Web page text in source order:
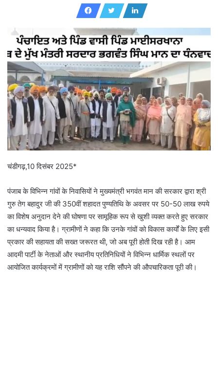
a
n
e
m
a
i
l
चंडीगढ़,10 दिसंबर 2025*
पंजाब के विभिन्न गांवों के निवासियों ने मुख्यमंत्री भगवंत मान की सरकार द्वारा श्री
गुरु तेग बहादुर जी की 350वीं शहादत पुण्यतिथि के अवसर पर 50-50 लाख रुपये
का विशेष अनुदान देने की घोषणा पर सामूहिक रूप से खुशी व्यक्त करते हुए सरकार
का धन्यवाद किया है। ग्रामीणों ने कहा कि उनके गांवों को विकास कार्यों के लिए इसी
प्रकार की सहायता की सख्त जरूरत थी, जो अब पूरी होती दिख रही है। आम
आदमी पार्टी के नेताओं और स्थानीय प्रतिनिधियों ने विभिन्न धार्मिक स्थलों पर
आयोजित कार्यक्रमों में ग्रामीणों को यह राशि सौंपने की औपचारिकता पूरी की।